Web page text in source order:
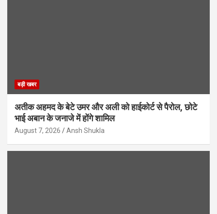
बड़ी खबर
अतीक अहमद के बेटे उमर और अली को हाईकोर्ट से पैरोल, छोटे
भाई अबान के जनाजे में होंगे शामिल
August 7, 2026 Ansh Shukla